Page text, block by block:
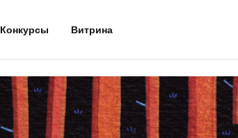
Конкурсы Витрина